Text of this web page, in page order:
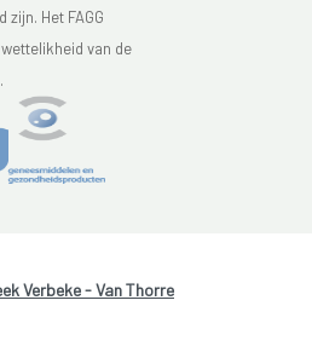
Het FAGG
van de
Verbeke - Van Thorre